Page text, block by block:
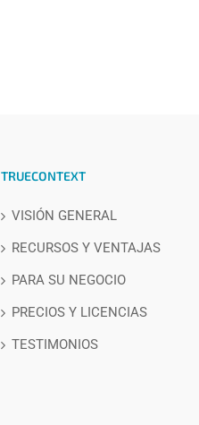
TRUECONTEXT
VISIÓN GENERAL
RECURSOS Y VENTAJAS
PARA SU NEGOCIO
PRECIOS Y LICENCIAS
TESTIMONIOS